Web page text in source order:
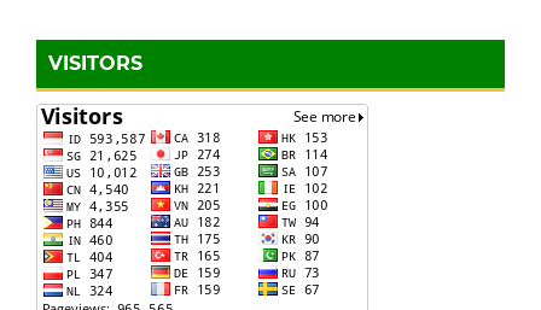
VISITORS